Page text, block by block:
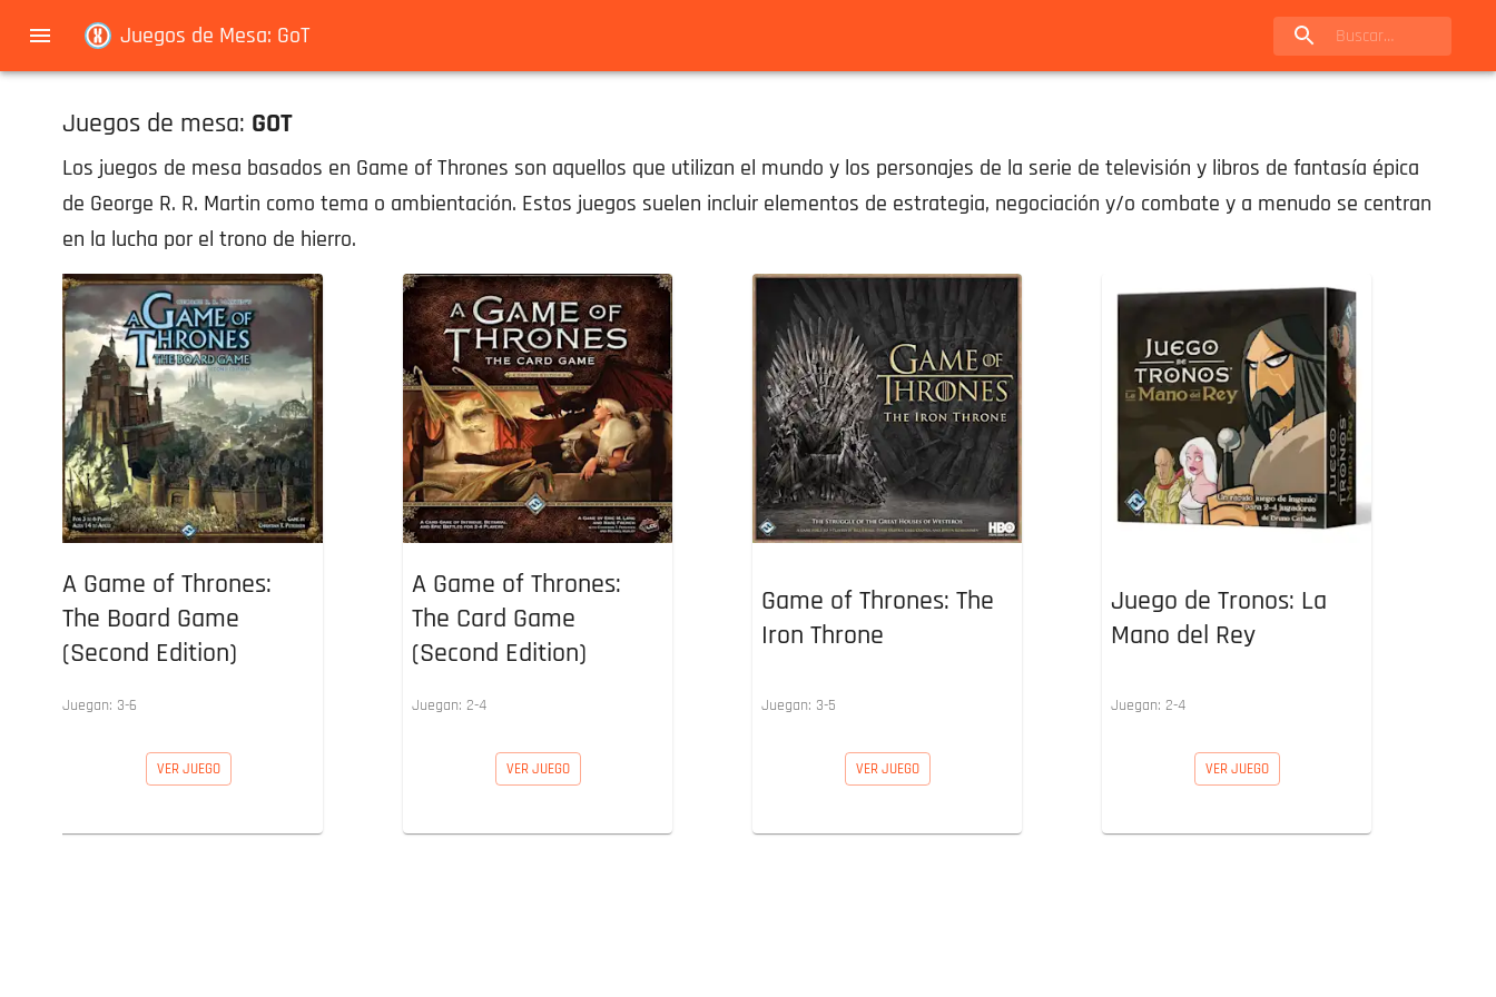
Juegos de Mesa: GoT
Juegos de mesa: GOT
Los juegos de mesa basados en Game of Thrones son aquellos que utilizan el mundo y los personajes de la serie de televisión y libros de fantasía épica
de George R. R. Martin como tema o ambientación. Estos juegos suelen incluir elementos de estrategia, negociación y/o combate y a menudo se centran
en la lucha por el trono de hierro.
A Game of Thrones:
The Board Game
(Second Edition)
Juegan: 3-6
VER JUEGO
A Game of Thrones:
The Card Game
(Second Edition)
Juegan: 2-4
VER JUEGO
Game of Thrones: The
Iron Throne
Juegan: 3-5
VER JUEGO
Juego de Tronos: La
Mano del Rey
Juegan: 2-4
VER JUEGO